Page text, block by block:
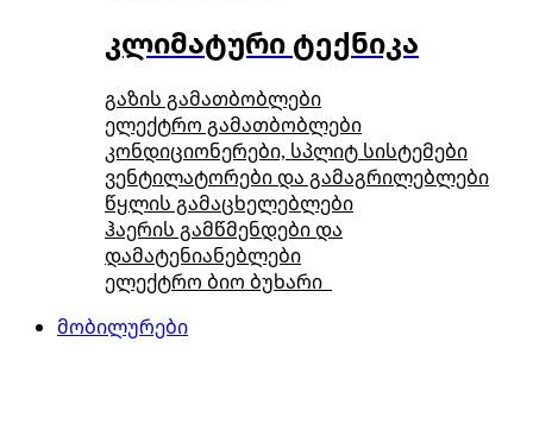
კლიმატური ტექნიკა
გაზის გამათბობლები
ელექტრო გამათბობლები
კონდიციონერები, სპლიტ სისტემები
ვენტილატორები და გამაგრილებლები
წყლის გამაცხელებლები
ჰაერის გამწმენდები და
დამატენიანებლები
ელექტრო ბიო ბუხარი
მობილურები